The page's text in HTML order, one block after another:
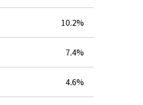
10.2%
7.4%
4.6%